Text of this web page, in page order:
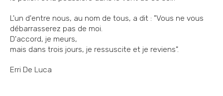
L'un d'entre nous, au nom de tous, a dit : "Vous ne vous
débarrasserez pas de moi.
D'accord, je meurs,
mais dans trois jours, je ressuscite et je reviens".
Erri De Luca